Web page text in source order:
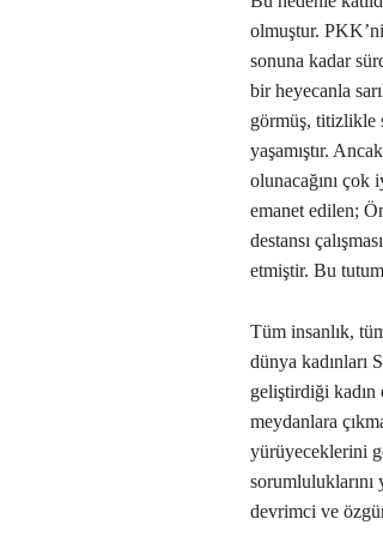
olmuştur.
sonuna kadar
bir heyecanla
görmüş, titizlikle
yaşamıştır.
olunacağını çok
emanet edilen;
destansı
etmiştir. Bu
Tüm insanlık,
dünya kadınları
geliştirdiği kadın
meydanlara
yürüyeceklerini
devrimci ve